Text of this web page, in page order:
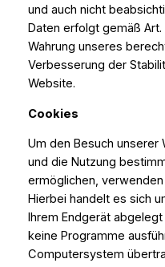
und auch nicht
Daten erfolgt gemäß Art.
Wahrung unseres
Verbesserung der
Website.
Cookies
Um den Besuch
und die Nutzung
ermöglichen,
Hierbei handelt es sich
Ihrem Endgerät
keine Programme
Computersystem